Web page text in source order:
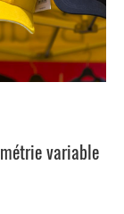
variable